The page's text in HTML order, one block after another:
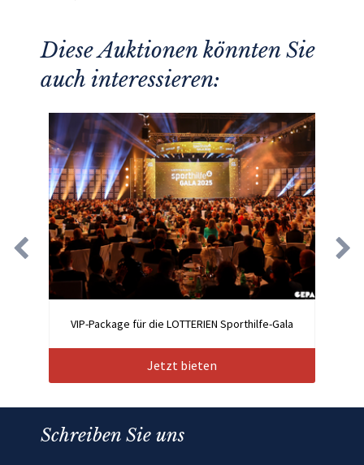
Diese Auktionen könnten Sie
auch interessieren:
VIP-Package für die LOTTERIEN Sporthilfe-Gala
Jetzt bieten
Schreiben Sie uns